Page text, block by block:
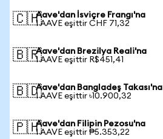
🇨🇭Aave'dan İsviçre Frangı'na
1 AAVE eşittir CHF 71,32
🇧🇷Aave'dan Brezilya Reali'na
1 AAVE eşittir R$451,41
🇧🇩Aave'dan Bangladeş Takası'na
1 AAVE eşittir ৳10.900,32
🇵🇭Aave'dan Filipin Pezosu'na
1 AAVE eşittir ₱5.353,22